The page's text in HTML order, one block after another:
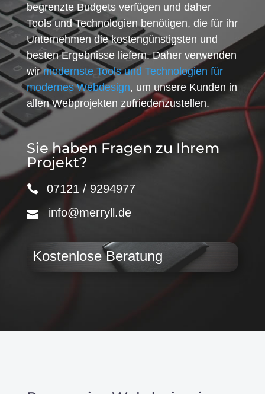
begrenzte Budgets verfügen und daher
Tools und Technologien benötigen, die für ihr
Unternehmen die kostengünstigsten und
besten Ergebnisse liefern. Daher verwenden
wirmodernste Tools und Technologien für
modernes Webdesign, um unsere Kunden in
allen Webprojekten zufriedenzustellen.
Sie haben Fragen zu Ihrem
Projekt?
07121 / 9294977
info@merryll.de
Kostenlose Beratung